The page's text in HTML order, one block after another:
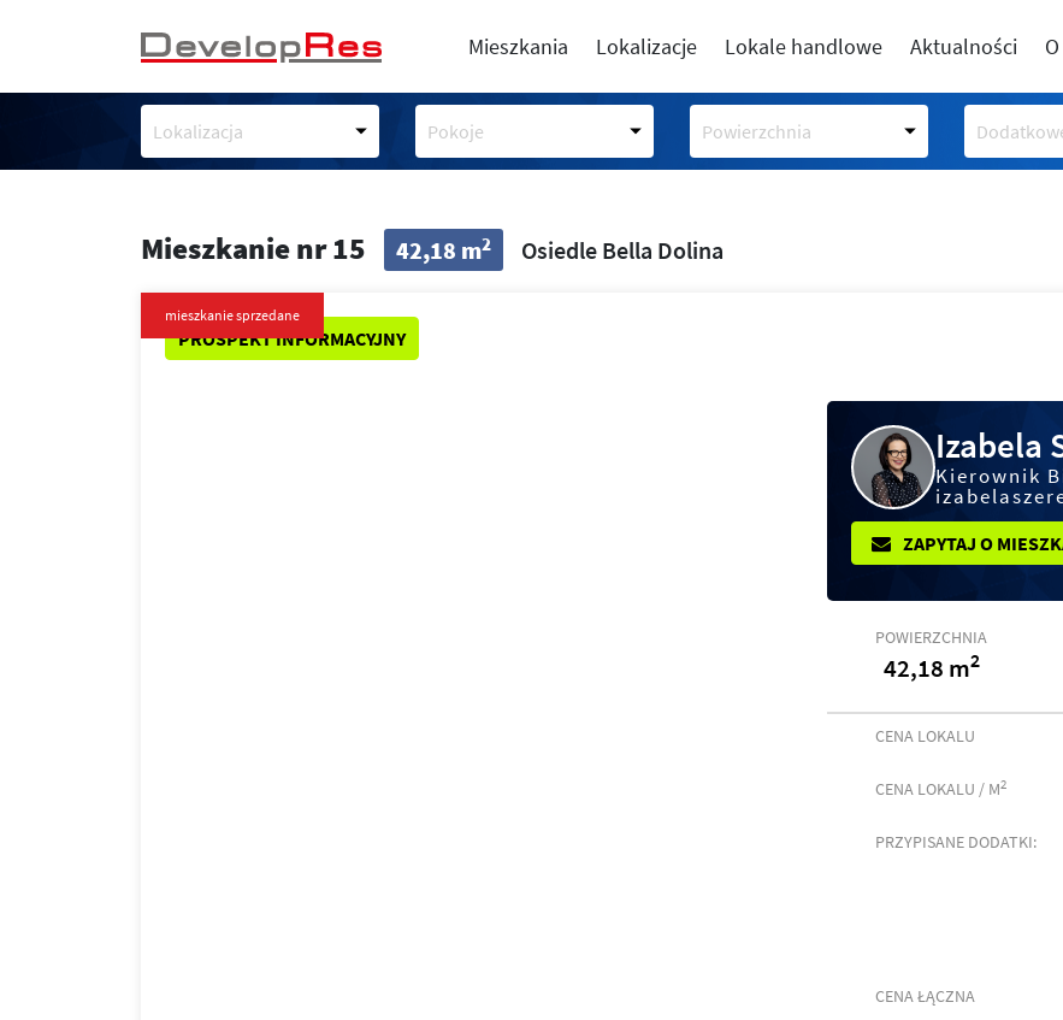
Mieszkania Lokalizacje Lokale handlowe Aktualności
Lokalizacja Pokoje Powierzchnia
Mieszkanie nr 15 42,18 m2 Osiedle Bella Dolina
PROSPEKT INFORMACYJNY
mieszkanie sprzedane
Izabela
Kierownik
ZAPYTAJ O
POWIERZCHNIA
42,18 m2
CENA LOKALU
CENA LOKALU / M2
PRZYPISANE DODATKI:
CENA ŁĄCZNA